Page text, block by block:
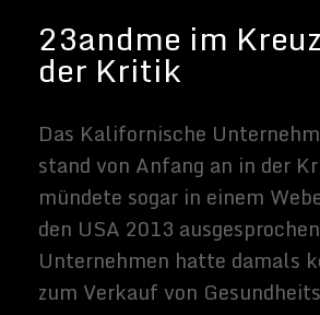
seiner Analyse. Diese enthalten im Prinzip
die gleichen umfangreichen Daten, wie die
Tests von 2013!
Drittanbieter zur
Rohdatenanalyse
Mittlerweile gibt es Apps für das
Smartphone und Drittanbieter, die diese
Rohdaten der Gentypisierung von 23andme
für den Endverbraucher auswerten. Über
die hochbrisanten Analyseergbnisse. So